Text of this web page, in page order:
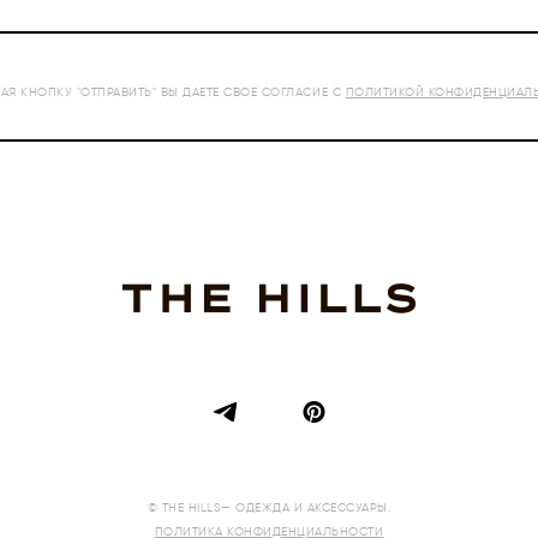
КНОПКУ "ОТПРАВИТЬ" ВЫ ДАЕТЕ СВОЕ СОГЛАСИЕ С ПОЛИТИКОЙ
© THE HILLS— ОДЕЖДА И АКСЕССУАРЫ.
ПОЛИТИКА КОНФИДЕНЦИАЛЬНОСТИ